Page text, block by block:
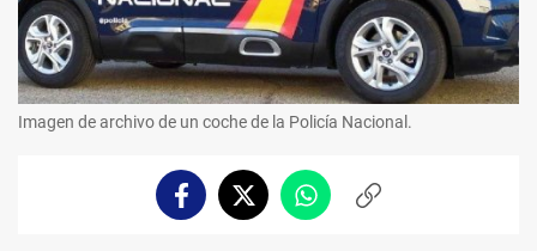
Imagen de archivo de un coche de la Policía Nacional.
FacebookTwitterWhatsappCopiar